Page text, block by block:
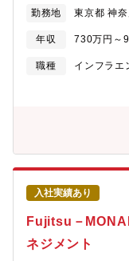
長期的にキャリア形
https://
https://
ref=4CareerAG【魅
の基盤に幅広い自社
のトップ10企業に対
やりがいの大きさ/顧
ダである同社は、自
組み合わせて最適な
ィ、データ戦略、映
をしております。【
ステム事業部【配属
ステム事業部では、
見やノウハウに最新
度が高く、先端技術
ができる分野のイン
望する仕事内容・キ
ください。■募集部署
構築 ハードウェア／
～テストを実施し、
様々なお客様のプラ
2：パブリッククラ
ウド技術(AWSや
勤務地 東京都 神
年収 730万円～
職種
インフラエ
入社実績あり
Fujitsu－
ネジメント